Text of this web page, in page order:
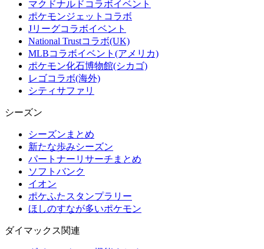
マクドナルドコラボイベント
ポケモンジェットコラボ
Jリーグコラボイベント
National Trustコラボ(UK)
MLBコラボイベント(アメリカ)
ポケモン化石博物館(シカゴ)
レゴコラボ(海外)
シティサファリ
シーズン
シーズンまとめ
新たな歩みシーズン
パートナーリサーチまとめ
ソフトバンク
イオン
ポケふたスタンプラリー
ほしのすなが多いポケモン
ダイマックス関連